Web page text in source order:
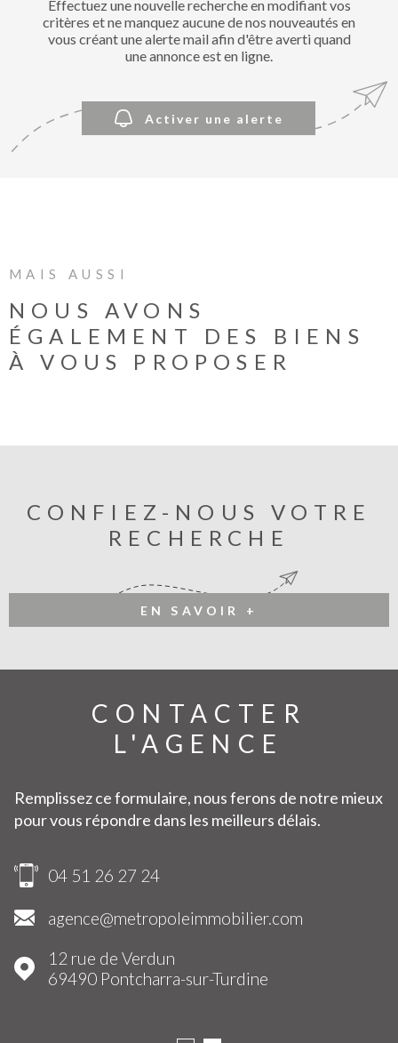
CHEZ
Effectuez une nouvelle recherche en modifiant vos
critères et ne manquez aucune de nos nouveautés en
vous créant une alerte mail afin d'être averti quand
une annonce est en ligne.
Activer une alerte
MAIS AUSSI
NOUS AVONS
ÉGALEMENT DES BIENS
À VOUS PROPOSER
CONFIEZ-NOUS VOTRE
RECHERCHE
EN SAVOIR +
CONTACTER
L'AGENCE
Remplissez ce formulaire, nous ferons de notre mieux
pour vous répondre dans les meilleurs délais.
04 51 26 27 24
agence@metropoleimmobilier.com
12 rue de Verdun
69490
Pontcharra-sur-Turdine